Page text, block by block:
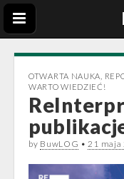
OTWARTA NAUKA
WARTO WIEDZIEĆ!
by BuwLOG •21 maja